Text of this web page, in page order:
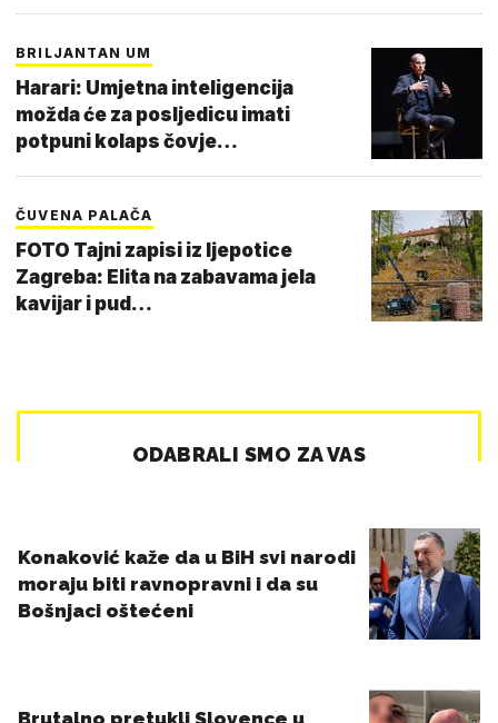
BRILJANTAN UM
Harari: Umjetna inteligencija
možda će za posljedicu imati
potpuni kolaps čovje…
ČUVENA PALAČA
FOTO Tajni zapisi iz ljepotice
Zagreba: Elita na zabavama jela
kavijar i pud…